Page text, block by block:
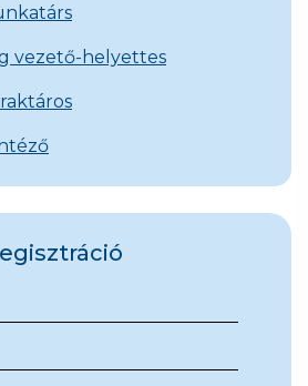
vezető-helyettes